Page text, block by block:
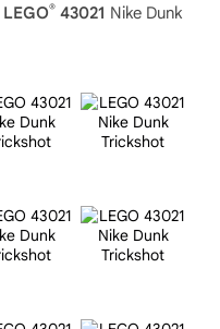
LEGO® 43021 Nike Dunk